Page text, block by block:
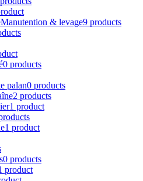
palan0 products
2 products
1 product
product
0 products
2 products
/ lubrifiants
GF0 products